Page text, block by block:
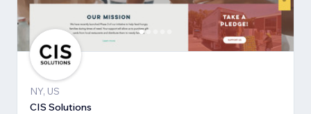
NY, US
CIS Solutions